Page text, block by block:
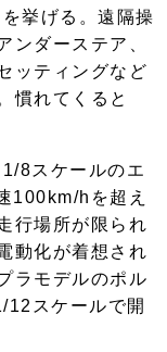
挙げる。遠隔操
ンダーステア、
ッティングなど
慣れてくると
8スケールのエ
100km/hを超え
行場所が限られ
動化が着想され
ラモデルのポル
12スケールで開